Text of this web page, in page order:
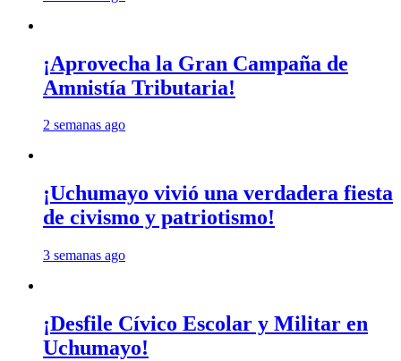
¡Aprovecha la Gran Campaña de
Amnistía Tributaria!
2 semanas ago
¡Uchumayo vivió una verdadera fiesta
de civismo y patriotismo!
3 semanas ago
¡Desfile Cívico Escolar y Militar en
Uchumayo!